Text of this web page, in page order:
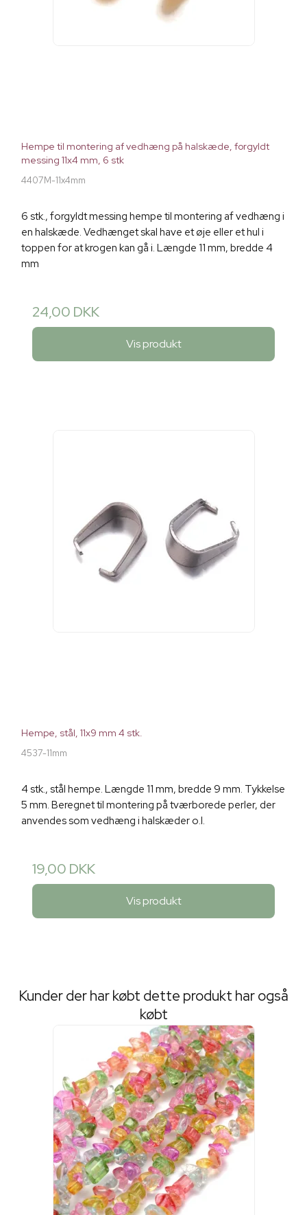
Hempe til montering af vedhæng på halskæde, forgyldt
messing 11x4 mm, 6 stk
4407M-11x4mm
6 stk., forgyldt messing hempe til montering af vedhæng i
en halskæde. Vedhænget skal have et øje eller et hul i
toppen for at krogen kan gå i. Længde 11 mm, bredde 4
mm
24,00 DKK
Vis produkt
Hempe, stål, 11x9 mm 4 stk.
4537-11mm
4 stk., stål hempe. Længde 11 mm, bredde 9 mm. Tykkelse
5 mm. Beregnet til montering på tværborede perler, der
anvendes som vedhæng i halskæder o.l.
19,00 DKK
Vis produkt
Kunder der har købt dette produkt har også
købt